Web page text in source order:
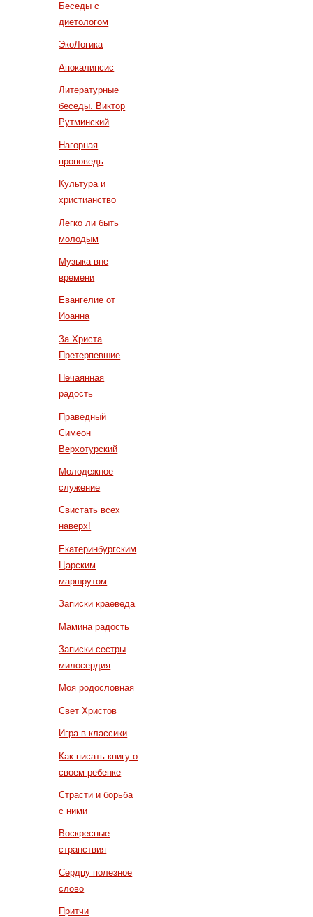
Беседы с
диетологом
ЭкоЛогика
Апокалипсис
Литературные
беседы. Виктор
Рутминский
Нагорная
проповедь
Культура и
христианство
Легко ли быть
молодым
Музыка вне
времени
Евангелие от
Иоанна
За Христа
Претерпевшие
Нечаянная
радость
Праведный
Симеон
Верхотурский
Молодежное
служение
Свистать всех
наверх!
Екатеринбургским
Царским
маршрутом
Записки краеведа
Мамина радость
Записки сестры
милосердия
Моя родословная
Свет Христов
Игра в классики
Как писать книгу о
своем ребенке
Страсти и борьба
с ними
Воскресные
странствия
Сердцу полезное
слово
Притчи